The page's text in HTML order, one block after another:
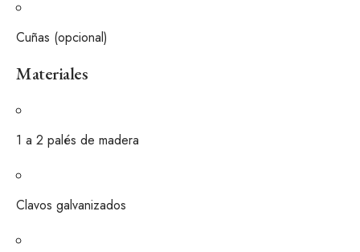
Cuñas (opcional)
Materiales
1 a 2 palés de madera
Clavos galvanizados